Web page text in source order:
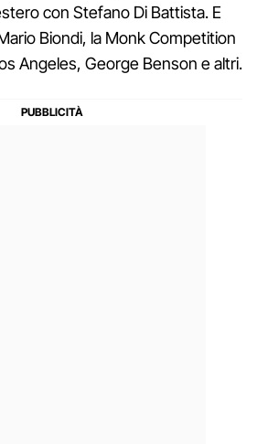
con Stefano Di Battista. E
Biondi, la Monk Competition
Angeles, George Benson e altri.